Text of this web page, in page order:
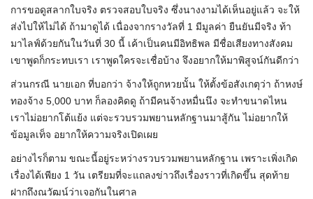
การขอดูสลากใบจริง ตรวจสอบใบจริง ซึ่งนางงามได้เห็นอยู่แล้ว จะให้
ส่งไปให้ไม่ได้ ถ้ามาดูได้ เนื่องจากรางวัลที่ 1 มีมูลค่า ยืนยันมีจริง ท้า
มาไลฟ์ด้วยกันในวันที่ 30 นี้ เค้าเป็นคนมีอิทธิพล มีชื่อเสียงทางสังคม
เขาพูดก็กระทบเรา เราพูดใครจะเชื่อบ้าง จึงอยากให้มาพิสูจน์กันดีกว่า
ส่วนกรณี นายเอก ที่บอกว่า จ้างให้ถูกหวยนั้น ให้ตั้งข้อสังเกตุว่า ถ้าหงษ์
ทองจ้าง 5,000 บาท ก็ลองคิดดู ถ้ามีคนจ้างหมื่นนึง จะทำขนาดไหน
เราไม่อยากโต้แย้ง แต่จะรวบรวมพยานหลักฐานมาสู้กัน ไม่อยากให้
ข้อมูลเท็จ อยากให้ความจริงเปิดเผย
อย่างไรก็ตาม ขณะนี้อยู่ระหว่างรวบรวมพยานหลักฐาน เพราะเพิ่งเกิด
เรื่องได้เพียง 1 วัน เตรียมที่จะแถลงข่าวถึงเรื่องราวที่เกิดขึ้น สุดท้าย
ฝากถึงณวัฒน์ว่าเจอกันในศาล